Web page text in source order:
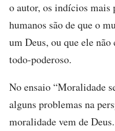
o autor, os indícios mais
humanos são de que o
um Deus, ou que ele
todo-poderoso.
No ensaio “Moralidade
alguns problemas na
moralidade vem de